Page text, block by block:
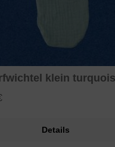
klein
Details